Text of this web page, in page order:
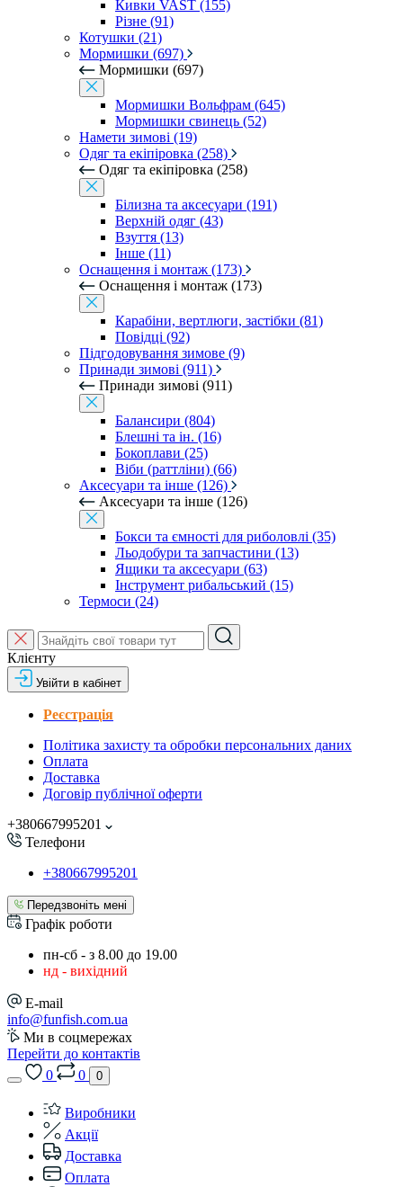
Кивки VAST (155)
Різне (91)
Котушки (21)
Мормишки (697)
Мормишки (697)
Мормишки Вольфрам (645)
Мормишки свинець (52)
Намети зимові (19)
Одяг та екіпіровка (258)
Одяг та екіпіровка (258)
Білизна та аксесуари (191)
Верхній одяг (43)
Взуття (13)
Інше (11)
Оснащення і монтаж (173)
Оснащення і монтаж (173)
Карабіни, вертлюги, застібки (81)
Повідці (92)
Підгодовування зимове (9)
Принади зимові (911)
Принади зимові (911)
Балансири (804)
Блешні та ін. (16)
Бокоплави (25)
Віби (раттліни) (66)
Аксесуари та інше (126)
Аксесуари та інше (126)
Бокси та ємності для риболовлі (35)
Льодобури та запчастини (13)
Ящики та аксесуари (63)
Інструмент рибальський (15)
Термоси (24)
Клієнту
Увійти в кабінет
Реєстрація
Політика захисту та обробки персональних даних
Оплата
Доставка
Договір публічної оферти
+380667995201
Телефони
+380667995201
Передзвоніть мені
Графік роботи
пн-сб - з 8.00 до 19.00
нд - вихідний
E-mail
info@funfish.com.ua
Ми в соцмережах
Перейти до контактів
0
0 0
Виробники
Акції
Доставка
Оплата